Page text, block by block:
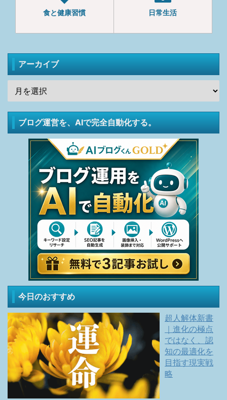
食と健康習慣 日常生活
アーカイブ
ブログ運営を、AIで完全自動化する。
今日のおすすめ
超人解体新書
｜進化の極点
ではなく、認
知の最適化を
目指す現実戦
略